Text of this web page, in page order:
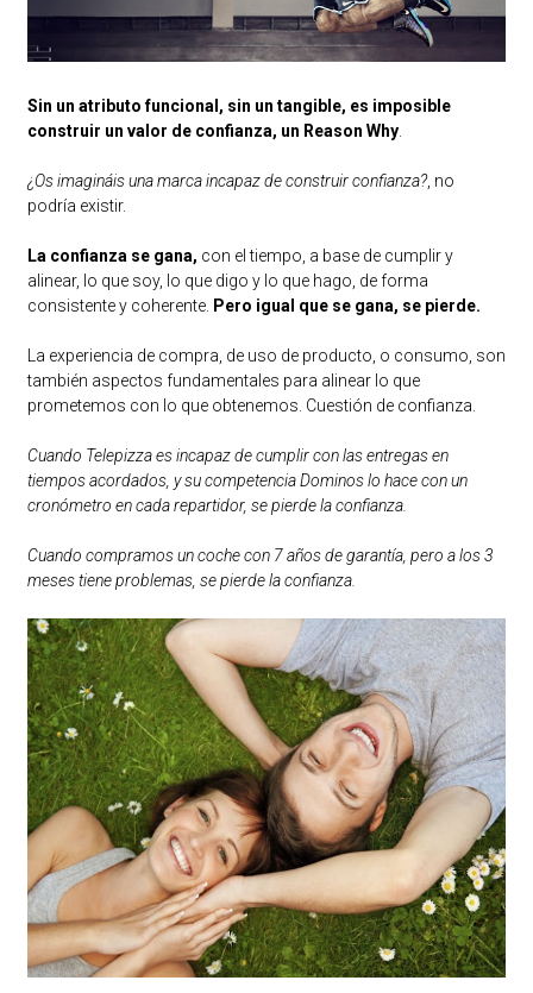
Sin un atributo funcional, sin un tangible, es imposible
construir un valor de confianza, un Reason Why.
¿Os imagináis una marca incapaz de construir confianza?, no
podría existir.
La confianza se gana, con el tiempo, a base de cumplir y
alinear, lo que soy, lo que digo y lo que hago, de forma
consistente y coherente. Pero igual que se gana, se pierde.
La experiencia de compra, de uso de producto, o consumo, son
también aspectos fundamentales para alinear lo que
prometemos con lo que obtenemos. Cuestión de confianza.
Cuando Telepizza es incapaz de cumplir con las entregas en
tiempos acordados, y su competencia Dominos lo hace con un
cronómetro en cada repartidor, se pierde la confianza.
Cuando compramos un coche con 7 años de garantía, pero a los 3
meses tiene problemas, se pierde la confianza.